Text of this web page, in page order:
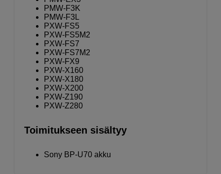
PMW-F3K
PMW-F3L
PXW-FS5
PXW-FS5M2
PXW-FS7
PXW-FS7M2
PXW-FX9
PXW-X160
PXW-X180
PXW-X200
PXW-Z190
PXW-Z280
Toimitukseen sisältyy
Sony BP-U70 akku